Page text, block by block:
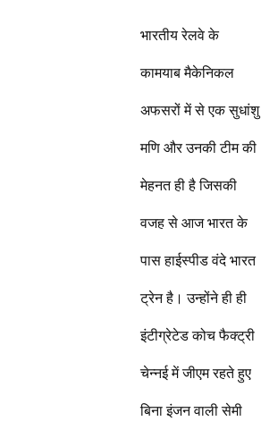
भारतीय रेलवे के
कामयाब मैकेनिकल
अफसरों में से एक सुधांशु
मणि और उनकी टीम की
मेहनत ही है जिसकी
वजह से आज भारत के
पास हाईस्पीड वंदे भारत
ट्रेन है। उन्होंने ही ही
इंटीग्रेटेड कोच फैक्ट्री
चेन्नई में जीएम रहते हुए
बिना इंजन वाली सेमी